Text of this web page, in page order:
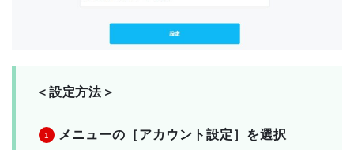
＜設定方法＞
メニューの［アカウント設定］を選択